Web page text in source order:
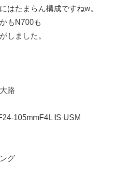
はたまらん構成ですねw。
もN700も
しました。
路
105mmF4L IS USM
グ